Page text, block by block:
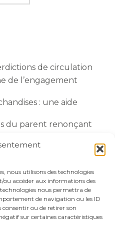
nous utilisons des technologies
ou accéder aux informations des
nous permettra de
de navigation ou les ID
consentir ou de retirer son
sur certaines caractéristiques
de circulation
de l’engagement
: une aide
du parent renonçant
une année de plus